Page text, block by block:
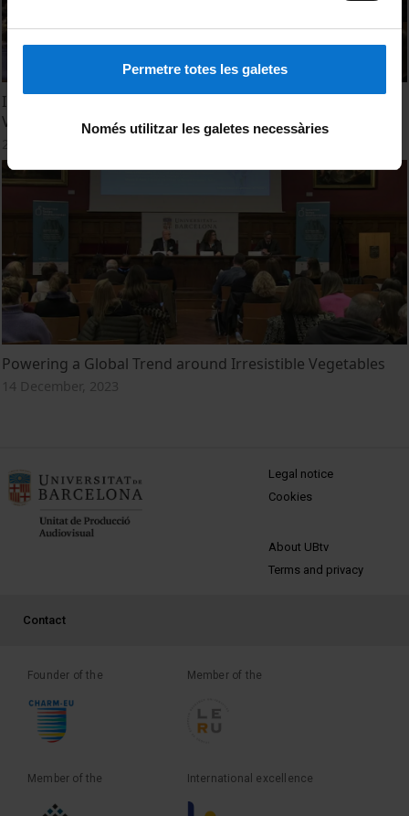
Permetre totes les galetes
Només utilitzar les galetes necessàries
Impulsando una Tendencia Mundial en Torno a las
Verduras Irresistibles
Powering a Global Trend around Irresistible Vegetables
14 December, 2023
MENÚ PEU 1
Legal notice
Cookies
PEU 2
About UBtv
Terms and privacy
PEU 3
Contact
Founder of the Member of the
Member of the International excellence